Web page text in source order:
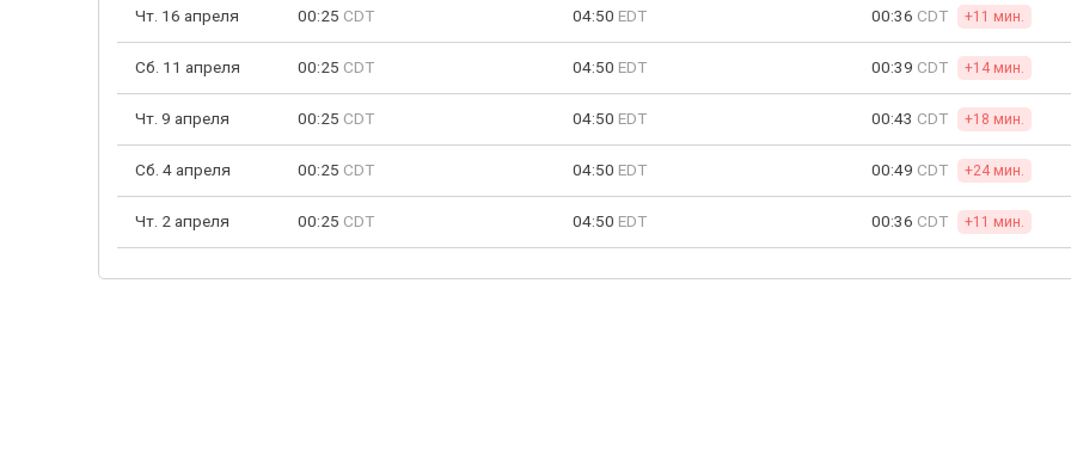
Чт. 16 апреля 00:25 CDT 04:50 EDT 00:36 CDT +11 мин.
Сб. 11 апреля 00:25 CDT 04:50 EDT 00:39 CDT +14 мин.
Чт. 9 апреля 00:25 CDT 04:50 EDT 00:43 CDT +18 мин.
Сб. 4 апреля 00:25 CDT 04:50 EDT 00:49 CDT +24 мин.
Чт. 2 апреля 00:25 CDT 04:50 EDT 00:36 CDT +11 мин.